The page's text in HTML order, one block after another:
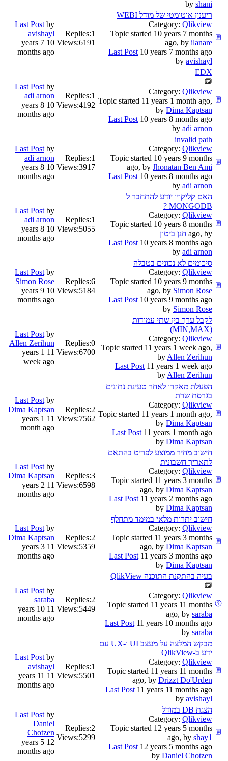
by shani
ריענון אוטומטי של מודל WEBI
Category: Qlikview
Topic started 10 years 7 months
ago, by ilanare
Last Post 10 years 7 months ago
by avishayl
Replies:1
Views:6191
Last Post by
avishayl
10 years 7
months ago
EDX
Category: Qlikview
Topic started 11 years 1 month ago,
by Dima Kaptsan
Last Post 10 years 8 months ago
by adi arnon
Replies:1
Views:4192
Last Post by
adi arnon
10 years 8
months ago
invalid path
Category: Qlikview
Topic started 10 years 9 months
ago, by Jhonatan Ben Ami
Last Post 10 years 8 months ago
by adi arnon
Replies:1
Views:3917
Last Post by
adi arnon
10 years 8
months ago
האם קליקויו יודע להתחבר ל
MONGODB ?
Category: Qlikview
Topic started 10 years 8 months
ago, by חנן ביטון
Last Post 10 years 8 months ago
by adi arnon
Replies:1
Views:5055
Last Post by
adi arnon
10 years 8
months ago
סיכומים לא נכונים בטבלה
Category: Qlikview
Topic started 10 years 9 months
ago, by Simon Rose
Last Post 10 years 9 months ago
by Simon Rose
Replies:6
Views:5184
Last Post by
Simon Rose
10 years 9
months ago
לקבל ערך בין שתי עמודות
(MIN,MAX)
Category: Qlikview
Topic started 11 years 1 week ago,
by Allen Zerihun
Last Post 11 years 1 week ago
by Allen Zerihun
Replies:0
Views:6700
Last Post by
Allen Zerihun
11 years 1
week ago
הפעלת מאקרו לאחר טעינת נתונים
בגרסת שרת
Category: Qlikview
Topic started 11 years 1 month ago,
by Dima Kaptsan
Last Post 11 years 1 month ago
by Dima Kaptsan
Replies:2
Views:7562
Last Post by
Dima Kaptsan
11 years 1
month ago
חישוב מחיר ממוצע לפריט בהתאם
לתאריך חשבונית
Category: Qlikview
Topic started 11 years 3 months
ago, by Dima Kaptsan
Last Post 11 years 2 months ago
by Dima Kaptsan
Replies:3
Views:6598
Last Post by
Dima Kaptsan
11 years 2
months ago
חישוב יתרות מלאי במימד מתחלף
Category: Qlikview
Topic started 11 years 3 months
ago, by Dima Kaptsan
Last Post 11 years 3 months ago
by Dima Kaptsan
Replies:2
Views:5359
Last Post by
Dima Kaptsan
11 years 3
months ago
בעיה בהתקנת התוכנה QlikView
Category: Qlikview
Topic started 11 years 11 months
ago, by saraba
Last Post 11 years 10 months ago
by saraba
Replies:2
Views:5449
Last Post by
saraba
11 years 10
months ago
מבקש המלצה על מעצב UI ו-UX עם
ידע ב-QlikView
Category: Qlikview
Topic started 11 years 11 months
ago, by Drizzt Do'Urden
Last Post 11 years 11 months ago
by avishayl
Replies:1
Views:5501
Last Post by
avishayl
11 years 11
months ago
הצגת DB במודל
Category: Qlikview
Topic started 12 years 5 months
ago, by shay1
Last Post 12 years 5 months ago
by Daniel Chotzen
Replies:2
Views:5299
Last Post by
Daniel
Chotzen
12 years 5
months ago